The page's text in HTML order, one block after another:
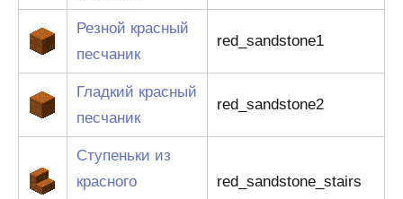
Резной красный
песчаник
red_sandstone1
Гладкий красный
песчаник
red_sandstone2
Ступеньки из
красного
red_sandstone_stairs